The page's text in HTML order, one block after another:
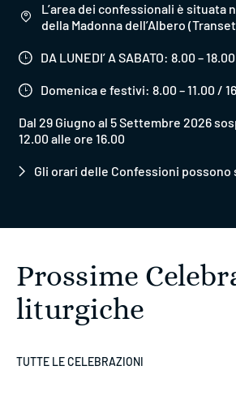
L’area dei confessionali è situata
della Madonna dell’Albero
DA LUNEDI’ A SABATO: 8.00 – 18.00
Domenica e festivi: 8.00 – 11.00 /
Dal 29 Giugno al 5 Settembre 2026
12.00 alle ore 16.00
Gli orari delle Confessioni possono
Prossime
liturgiche
TUTTE LE CELEBRAZIONI